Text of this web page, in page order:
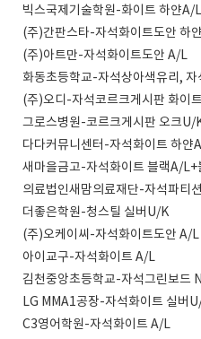
빅스국제기술학원-화이트 하얀A/L
(주)간판스타-자석화이트도안 하
(주)아트만-자석화이트도안 A/L
화동초등학교-자석상아색유리, 자
(주)오디-자석코르크게시판 화이
그로스병원-코르크게시판 오크U/
다다커뮤니센터-자석화이트 하얀
새마을금고-자석화이트 블랙A/L+
의료법인새맘의료재단-자석파티
더좋은학원-청스틸 실버U/K
(주)오케이씨-자석화이트도안 A/L
아이교구-자석화이트 A/L
김천중앙초등학교-자석그린보드
LG MMA1공장-자석화이트 실버
C3영어학원-자석화이트 A/L